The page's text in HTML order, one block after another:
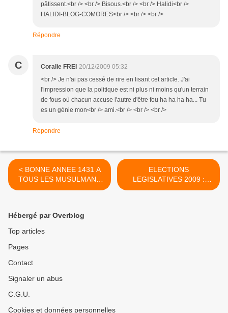
pâtissent.<br /> <br /> Bisous.<br /> <br /> Halidi<br />
HALIDI-BLOG-COMORES<br /> <br /> <br />
Répondre
C Coralie FREI 20/12/2009 05:32
<br /> Je n'ai pas cessé de rire en lisant cet article. J'ai
l'impression que la politique est ni plus ni moins qu'un terrain
de fous où chacun accuse l'autre d'être fou ha ha ha ha... Tu
es un génie mon<br /> ami.<br /> <br /> <br />
Répondre
< BONNE ANNEE 1431 A
TOUS LES MUSULMANS
ET A TOUTES LES
ELECTIONS
LEGISLATIVES 2009 :
SPECIALE SOIREE
Hébergé par Overblog
Top articles
Pages
Contact
Signaler un abus
C.G.U.
Cookies et données personnelles